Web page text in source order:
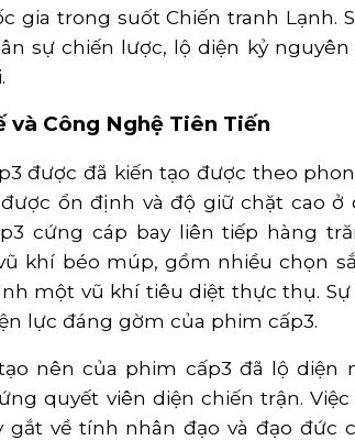
gia trong suốt Chiến tranh
sự chiến lược, lộ diện kỷ
và Công Nghệ Tiên Tiến
được đã kiến tạo được theo
ổn định và độ giữ chặt cao
cứng cáp bay liên tiếp hàng
khí béo múp, gồm nhiều chọn
một vũ khí tiêu diệt thực thụ.
lực đáng gờm của phim cấp3.
nên của phim cấp3 đã lộ
quyết viên diện chiến trận.
gắt về tính nhân đạo và đạo đức